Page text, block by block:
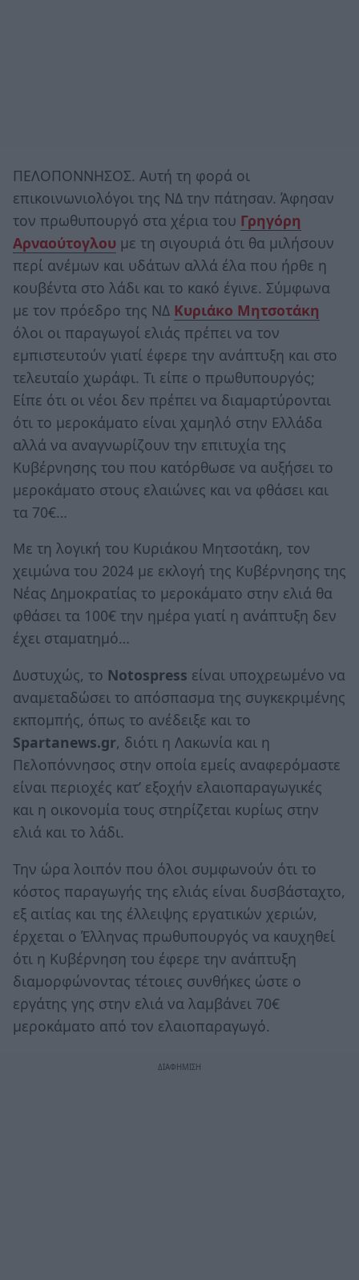
ΠΕΛΟΠΟΝΝΗΣΟΣ. Αυτή τη φορά οι
επικοινωνιολόγοι της ΝΔ την πάτησαν. Άφησαν
τον πρωθυπουργό στα χέρια του Γρηγόρη
Αρναούτογλου με τη σιγουριά ότι θα μιλήσουν
περί ανέμων και υδάτων αλλά έλα που ήρθε η
κουβέντα στο λάδι και το κακό έγινε. Σύμφωνα
με τον πρόεδρο της ΝΔ Κυριάκο Μητσοτάκη
όλοι οι παραγωγοί ελιάς πρέπει να τον
εμπιστευτούν γιατί έφερε την ανάπτυξη και στο
τελευταίο χωράφι. Τι είπε ο πρωθυπουργός;
Είπε ότι οι νέοι δεν πρέπει να διαμαρτύρονται
ότι το μεροκάματο είναι χαμηλό στην Ελλάδα
αλλά να αναγνωρίζουν την επιτυχία της
Κυβέρνησης του που κατόρθωσε να αυξήσει το
μεροκάματο στους ελαιώνες και να φθάσει και
τα 70€…
Με τη λογική του Κυριάκου Μητσοτάκη, τον
χειμώνα του 2024 με εκλογή της Κυβέρνησης της
Νέας Δημοκρατίας το μεροκάματο στην ελιά θα
φθάσει τα 100€ την ημέρα γιατί η ανάπτυξη δεν
έχει σταματημό…
Δυστυχώς, το Notospress είναι υποχρεωμένο να
αναμεταδώσει το απόσπασμα της συγκεκριμένης
εκπομπής, όπως το ανέδειξε και το
Spartanews.gr, διότι η Λακωνία και η
Πελοπόννησος στην οποία εμείς αναφερόμαστε
είναι περιοχές κατ’ εξοχήν ελαιοπαραγωγικές
και η οικονομία τους στηρίζεται κυρίως στην
ελιά και το λάδι.
Την ώρα λοιπόν που όλοι συμφωνούν ότι το
κόστος παραγωγής της ελιάς είναι δυσβάσταχτο,
εξ αιτίας και της έλλειψης εργατικών χεριών,
έρχεται ο Έλληνας πρωθυπουργός να καυχηθεί
ότι η Κυβέρνηση του έφερε την ανάπτυξη
διαμορφώνοντας τέτοιες συνθήκες ώστε ο
εργάτης γης στην ελιά να λαμβάνει 70€
μεροκάματο από τον ελαιοπαραγωγό.